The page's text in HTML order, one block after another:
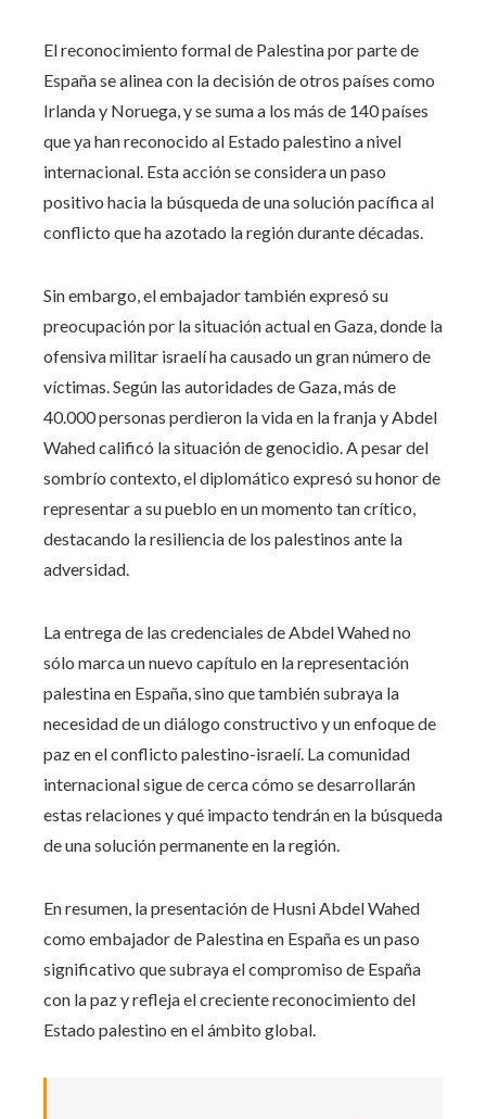
El reconocimiento formal de Palestina por parte de
España se alinea con la decisión de otros países como
Irlanda y Noruega, y se suma a los más de 140 países
que ya han reconocido al Estado palestino a nivel
internacional. Esta acción se considera un paso
positivo hacia la búsqueda de una solución pacífica al
conflicto que ha azotado la región durante décadas.
Sin embargo, el embajador también expresó su
preocupación por la situación actual en Gaza, donde la
ofensiva militar israelí ha causado un gran número de
víctimas. Según las autoridades de Gaza, más de
40.000 personas perdieron la vida en la franja y Abdel
Wahed calificó la situación de genocidio. A pesar del
sombrío contexto, el diplomático expresó su honor de
representar a su pueblo en un momento tan crítico,
destacando la resiliencia de los palestinos ante la
adversidad.
La entrega de las credenciales de Abdel Wahed no
sólo marca un nuevo capítulo en la representación
palestina en España, sino que también subraya la
necesidad de un diálogo constructivo y un enfoque de
paz en el conflicto palestino-israelí. La comunidad
internacional sigue de cerca cómo se desarrollarán
estas relaciones y qué impacto tendrán en la búsqueda
de una solución permanente en la región.
En resumen, la presentación de Husni Abdel Wahed
como embajador de Palestina en España es un paso
significativo que subraya el compromiso de España
con la paz y refleja el creciente reconocimiento del
Estado palestino en el ámbito global.